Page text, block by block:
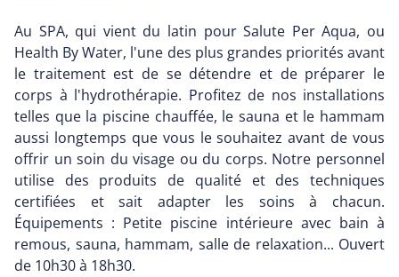
Au SPA, qui vient du latin pour Salute Per Aqua, ou
Health By Water, l'une des plus grandes priorités avant
le traitement est de se détendre et de préparer le
corps à l'hydrothérapie. Profitez de nos installations
telles que la piscine chauffée, le sauna et le hammam
aussi longtemps que vous le souhaitez avant de vous
offrir un soin du visage ou du corps. Notre personnel
utilise des produits de qualité et des techniques
certifiées et sait adapter les soins à chacun.
Équipements : Petite piscine intérieure avec bain à
remous, sauna, hammam, salle de relaxation... Ouvert
de 10h30 à 18h30.